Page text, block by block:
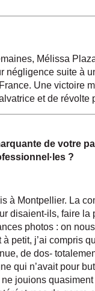
Mélissa
négligence suite à
Une victoire
et de
de votre
?
à Montpellier. La
disaient-ils, faire la
photos : on
petit, j’ai compris
de dos-
qui n’avait pour
jouions